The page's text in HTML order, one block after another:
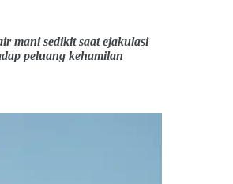
mani sedikit saat ejakulasi
peluang kehamilan